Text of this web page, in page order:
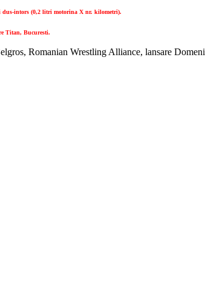
intors (0,2 litri motorina X nr. kilometri).
Titan, Bucuresti.
Romanian Wrestling Alliance, lansare